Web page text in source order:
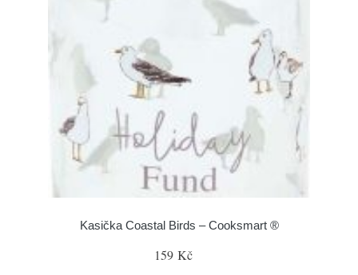
Kasička Coastal Birds – Cooksmart ®
159 Kč